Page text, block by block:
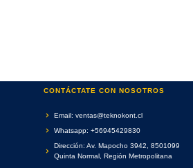
CONTÁCTATE CON NOSOTROS
Email: ventas@teknokont.cl
Whatsapp: +56945429830
Dirección: Av. Mapocho 3942, 8501099
Quinta Normal, Región Metropolitana